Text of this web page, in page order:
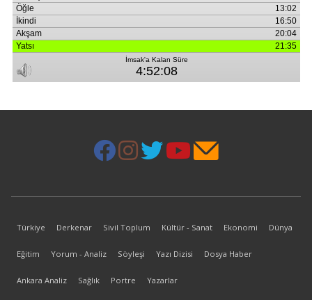
Türkiye Derkenar Sivil Toplum Kültür - Sanat Ekonomi Dünya
Eğitim Yorum - Analiz Söyleşi Yazı Dizisi Dosya Haber
Ankara Analiz Sağlık Portre Yazarlar